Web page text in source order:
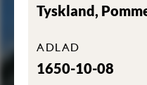
Tyskland,
ADLAD
1650-10-08